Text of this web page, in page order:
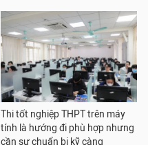
Thi tốt nghiệp THPT trên máy
tính là hướng đi phù hợp nhưng
cần sự chuẩn bị kỹ càng